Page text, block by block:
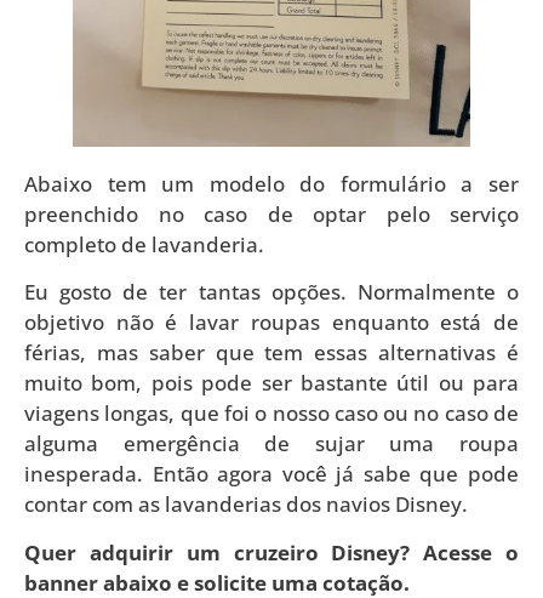
Abaixo tem um modelo do formulário a ser
preenchido no caso de optar pelo serviço
completo de lavanderia.
Eu gosto de ter tantas opções. Normalmente o
objetivo não é lavar roupas enquanto está de
férias, mas saber que tem essas alternativas é
muito bom, pois pode ser bastante útil ou para
viagens longas, que foi o nosso caso ou no caso de
alguma emergência de sujar uma roupa
inesperada. Então agora você já sabe que pode
contar com as lavanderias dos navios Disney.
Quer adquirir um cruzeiro Disney? Acesse o
banner abaixo e solicite uma cotação.